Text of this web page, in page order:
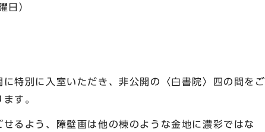
日）
特別に入室いただき、非公開の〈白書院〉四の間をご
す。
るよう、障壁画は他の棟のような金地に濃彩ではな